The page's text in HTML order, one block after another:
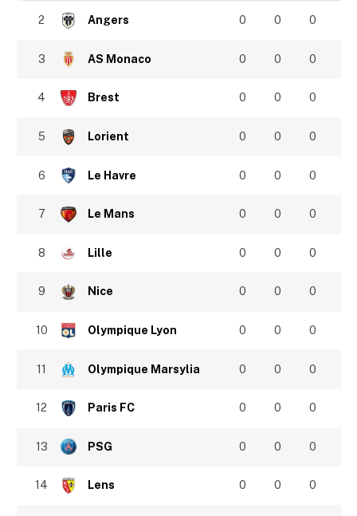
2 Angers 0 0 0
3 AS Monaco 0 0 0
4 Brest 0 0 0
5 Lorient 0 0 0
6 Le Havre 0 0 0
7 Le Mans 0 0 0
8 Lille 0 0 0
9 Nice 0 0 0
10 Olympique Lyon 0 0 0
11 Olympique Marsylia 0 0 0
12 Paris FC 0 0 0
13 PSG 0 0 0
14 Lens 0 0 0